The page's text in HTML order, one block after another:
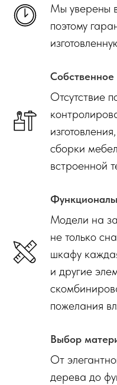
Мы уверены
поэтому
Собственное
Отсутствие
сборки
встроенной
Модели на
не только
шкафу
и другие
пожелания
Выбор
От
дерева до